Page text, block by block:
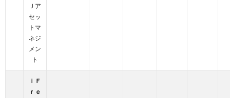
Ｊア
セッ
トマ
ネジ
メン
ト
ｉＦ
ｒｅ